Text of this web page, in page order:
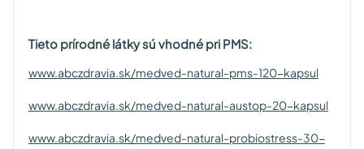
Tieto prírodné látky sú vhodné pri PMS:
www.abczdravia.sk/medved-natural-pms-120-kapsul
www.abczdravia.sk/medved-natural-austop-20-kapsul
www.abczdravia.sk/medved-natural-probiostress-30-